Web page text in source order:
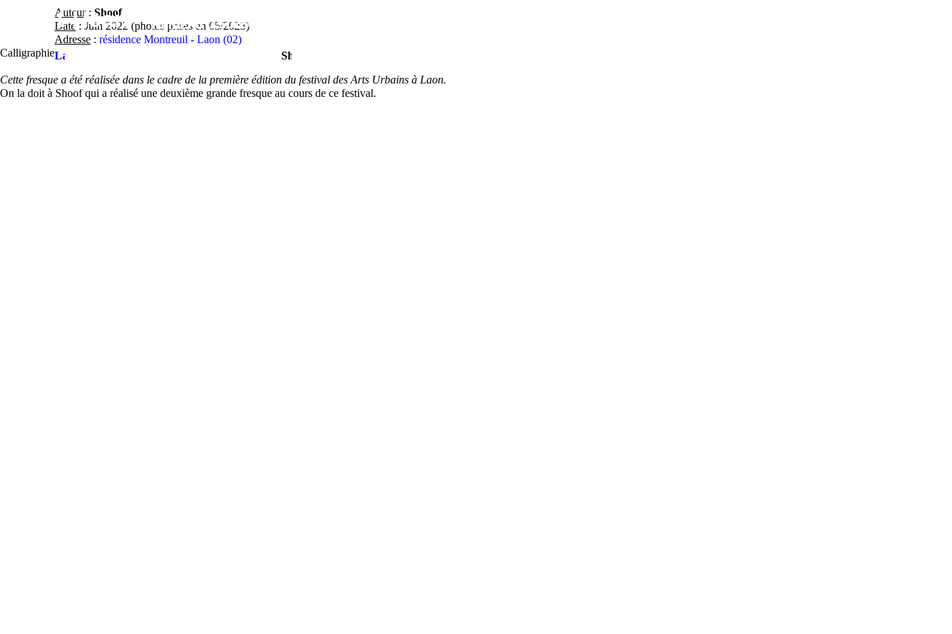
heart.com
Street-Heart HomeArtistes
Calligraphie
Auteur: Shoof
Date : Juin 2022 (photos prises en 05/2023)
Adresse : résidence Montreuil - Laon (02)
Laon
Shoof
Cette fresque a été réalisée dans le cadre de la première édition du festival des Arts Urbains à Laon.
On la doit à Shoof qui a réalisé une deuxième grande fresque au cours de ce festival.